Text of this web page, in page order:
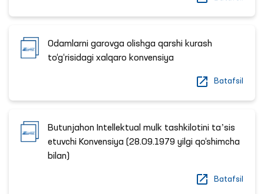
Odamlarni garovga olishga qarshi kurash
to‘g‘risidagi xalqaro konvensiya
Batafsil
Butunjahon Intellektual mulk tashkilotini taʼsis
etuvchi Konvensiya (28.09.1979 yilgi qo‘shimcha
bilan)
Batafsil